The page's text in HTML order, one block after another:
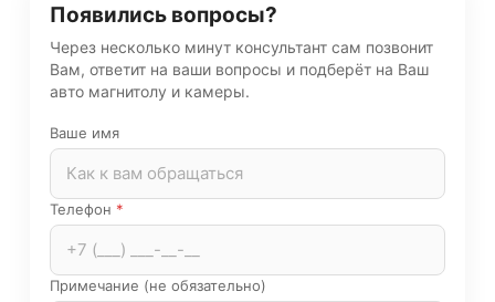
Появились вопросы?
Через несколько минут консультант сам позвонит
Вам, ответит на ваши вопросы и подберёт на Ваш
авто магнитолу и камеры.
Ваше имя
Телефон *
Примечание (не обязательно)